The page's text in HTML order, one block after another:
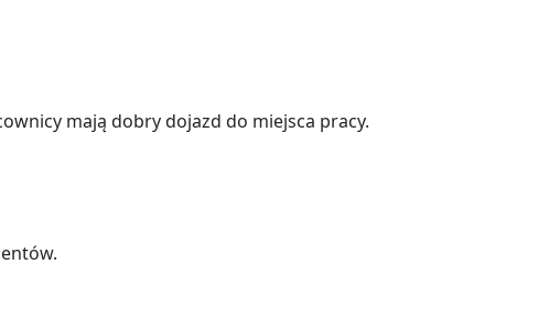
mają dobry dojazd do miejsca pracy.